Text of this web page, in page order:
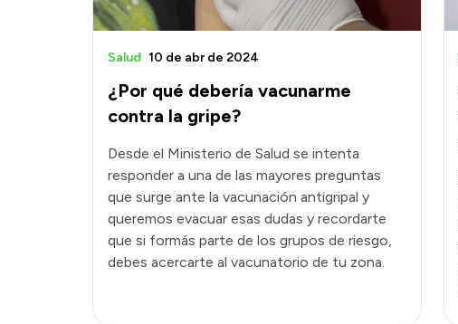
¿Por qué debería vacunarme
contra la gripe?
Salud 10 de abr de 2024
Desde el Ministerio de Salud se intenta
responder a una de las mayores preguntas
que surge ante la vacunación antigripal y
queremos evacuar esas dudas y recordarte
que si formás parte de los grupos de riesgo,
debes acercarte al vacunatorio de tu zona.